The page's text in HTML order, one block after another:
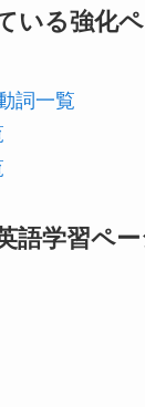
いる強化
詞一覧
語学習ペ